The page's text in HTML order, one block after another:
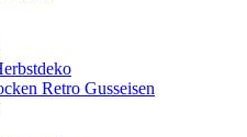
Retro Gusseisen